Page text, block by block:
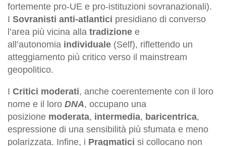
fortemente pro-UE e pro-istituzioni sovranazionali).
I Sovranisti anti-atlantici presidiano di converso
l’area più vicina alla tradizione e
all’autonomia individuale (Self), riflettendo un
atteggiamento più critico verso il mainstream
geopolitico.
I Critici moderati, anche coerentemente con il loro
nome e il loro DNA, occupano una
posizione moderata, intermedia, baricentrica,
espressione di una sensibilità più sfumata e meno
polarizzata. Infine, i Pragmatici si collocano non